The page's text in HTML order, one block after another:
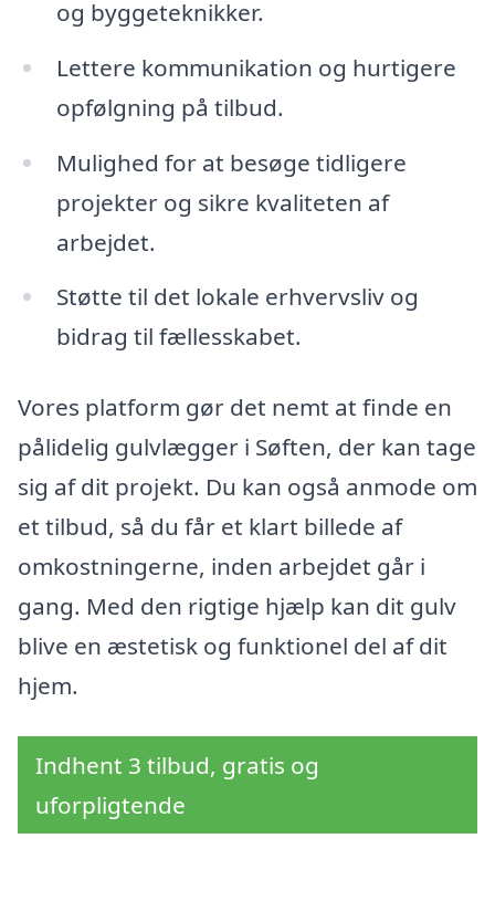
og byggeteknikker.
Lettere kommunikation og hurtigere
opfølgning på tilbud.
Mulighed for at besøge tidligere
projekter og sikre kvaliteten af
arbejdet.
Støtte til det lokale erhvervsliv og
bidrag til fællesskabet.
Vores platform gør det nemt at finde en
pålidelig gulvlægger i Søften, der kan tage
sig af dit projekt. Du kan også anmode om
et tilbud, så du får et klart billede af
omkostningerne, inden arbejdet går i
gang. Med den rigtige hjælp kan dit gulv
blive en æstetisk og funktionel del af dit
hjem.
Indhent 3 tilbud, gratis og
uforpligtende